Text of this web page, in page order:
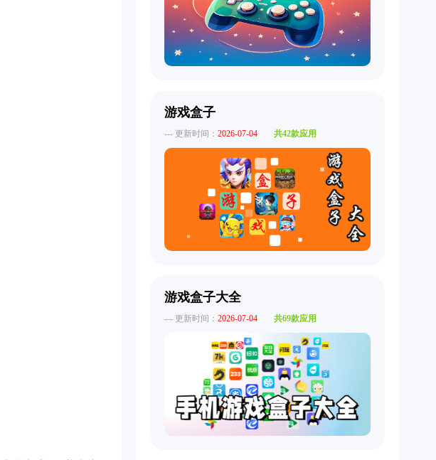
游戏盒子
--- 更新时间： 2026-07-04 共42款应用
游戏盒子大全
--- 更新时间： 2026-07-04 共69款应用